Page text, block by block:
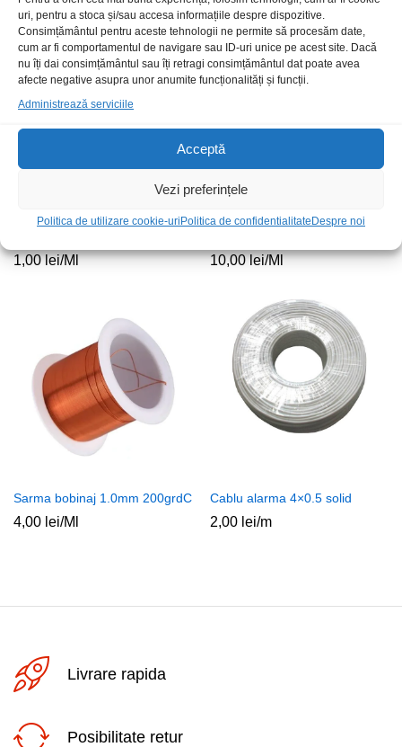
uri, pentru a stoca și/sau accesa informațiile despre dispozitive.
Consimțământul pentru aceste tehnologii ne permite să procesăm date,
cum ar fi comportamentul de navigare sau ID-uri unice pe acest site. Dacă
nu îți dai consimțământul sau îți retragi consimțământul dat poate avea
afecte negative asupra unor anumite funcționalități și funcții.
Administrează serviciile
Acceptă
Vezi preferințele
Politica de utilizare cookie-uri Politica de confidentialitate Despre noi
1,00lei/Ml
Stoc epuizat
10,00lei/Ml
Sarma bobinaj 1.0mm 200grdC
4,00 lei/Ml
Cablu alarma 4×0.5 solid
2,00 lei/m
Livrare rapida
Posibilitate retur